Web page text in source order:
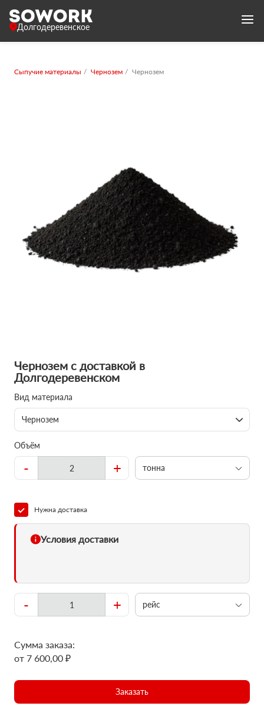
Долгодеревенское
Сыпучие материалы Чернозем Чернозем
Чернозем с доставкой в
Долгодеревенском
Вид материала
Чернозем
Объём
- + тонна
Нужна доставка
Условия доставки
- + рейс
Сумма заказа:
от 7 600,00 ₽
Заказать